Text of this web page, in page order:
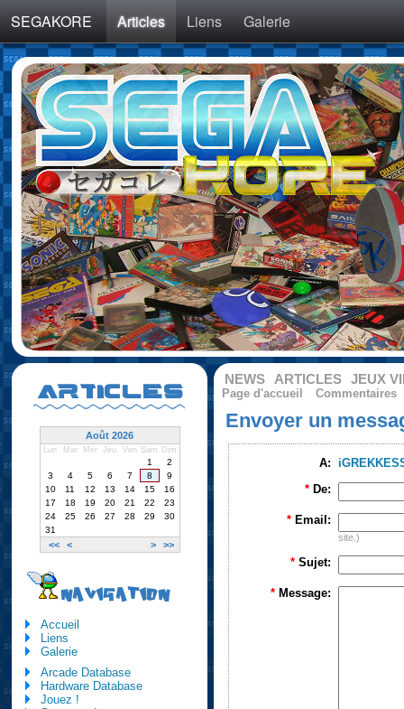
SEGAKORE Articles Liens Galerie
NEWS ARTICLES JEUX
Page d'accueil Commentaires
Envoyer un
A:
* De:
* Email:
site.)
* Sujet:
* Message:
ARTICLES
Août 2026
Lun Mar Mer Jeu Ven Sam Dim
<< < > >>
1
2
3
4 5 6 7 8
9
10
11 12 13 14 15
16
17
18 19 20 21 22
23
24
25 26 27 28 29
30
31
NAVIGATION
Accueil
Liens
Galerie
Arcade Database
Hardware Database
Jouez !